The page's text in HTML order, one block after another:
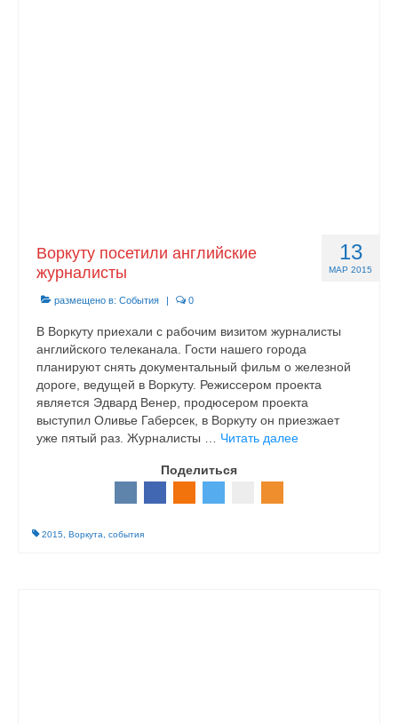
13
МАР 2015
Воркуту посетили английские
журналисты
размещено в: События | 0
В Воркуту приехали с рабочим визитом журналисты
английского телеканала. Гости нашего города
планируют снять документальный фильм о железной
дороге, ведущей в Воркуту. Режиссером проекта
является Эдвард Венер, продюсером проекта
выступил Оливье Габерсек, в Воркуту он приезжает
уже пятый раз. Журналисты … Читать далее
Поделиться
2015 Воркута события